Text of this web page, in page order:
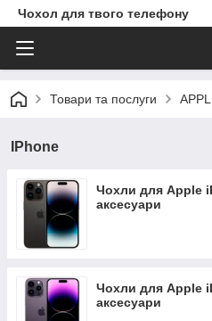
Чохол для твого телефону
Товари та послуги
IPhone
Чохли для Apple
аксесуари
Чохли для Apple
аксесуари